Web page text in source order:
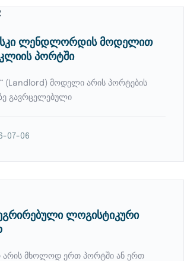
ლენდლორდის მოდელით
პორტში
მოდელი არის პორტების
გავრცელებული
07-06
ლოგისტიკური
არის მხოლოდ ერთ პორტში ან ერთ